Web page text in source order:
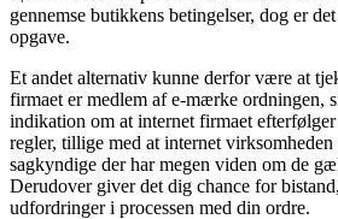
gennemse butikkens betingelser, dog er
opgave.
Et andet alternativ kunne derfor være at
firmaet er medlem af e-mærke ordningen,
indikation om at internet firmaet
regler, tillige med at internet
sagkyndige der har megen viden om de
Derudover giver det dig chance for
udfordringer i processen med din ordre.